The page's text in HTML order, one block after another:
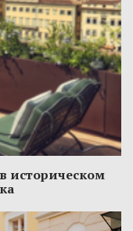
историческом